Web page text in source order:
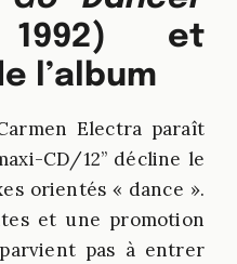
et
l’album
Electra paraît
CD/12’’ décline le
orientés « dance ».
et une promotion
pas à entrer